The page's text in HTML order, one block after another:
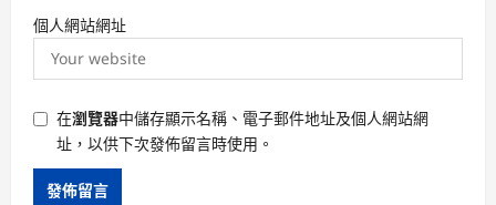
個人網站網址
在瀏覽器中儲存顯示名稱、電子郵件地址及個人網站網
址，以供下次發佈留言時使用。